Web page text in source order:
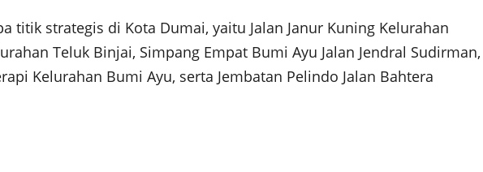
titik strategis di Kota Dumai, yaitu Jalan Janur Kuning Kelurahan
Teluk Binjai, Simpang Empat Bumi Ayu Jalan Jendral Sudirman,
Kelurahan Bumi Ayu, serta Jembatan Pelindo Jalan Bahtera